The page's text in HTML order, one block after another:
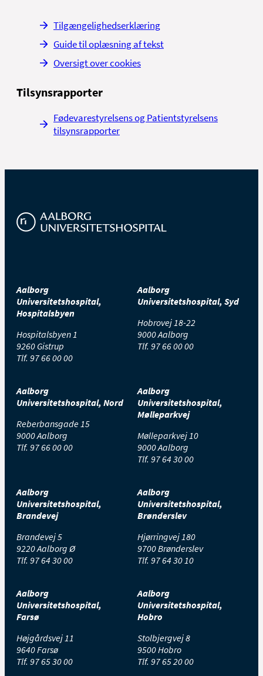
Tilgængelighedserklæring
Guide til oplæsning af tekst
Oversigt over cookies
Tilsynsrapporter
Fødevarestyrelsens og Patientstyrelsens
tilsynsrapporter
Aalborg
Universitetshospital,
Hospitalsbyen
Hospitalsbyen 1
9260 Gistrup
Tlf. 97 66 00 00
Aalborg
Universitetshospital, Syd
Hobrovej 18-22
9000 Aalborg
Tlf. 97 66 00 00
Aalborg
Universitetshospital, Nord
Reberbansgade 15
9000 Aalborg
Tlf. 97 66 00 00
Aalborg
Universitetshospital,
Mølleparkvej
Mølleparkvej 10
9000 Aalborg
Tlf. 97 64 30 00
Aalborg
Universitetshospital,
Brandevej
Brandevej 5
9220 Aalborg Ø
Tlf. 97 64 30 00
Aalborg
Universitetshospital,
Brønderslev
Hjørringvej 180
9700 Brønderslev
Tlf. 97 64 30 10
Aalborg
Universitetshospital,
Farsø
Højgårdsvej 11
9640 Farsø
Tlf. 97 65 30 00
Aalborg
Universitetshospital,
Hobro
Stolbjergvej 8
9500 Hobro
Tlf. 97 65 20 00